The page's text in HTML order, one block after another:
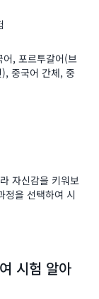
, 포르투갈어(브
중국어 간체, 중
자신감을 키워보
정을 선택하여 시
시험 알아